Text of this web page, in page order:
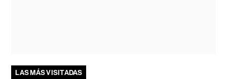
LAS MÁS VISITADAS